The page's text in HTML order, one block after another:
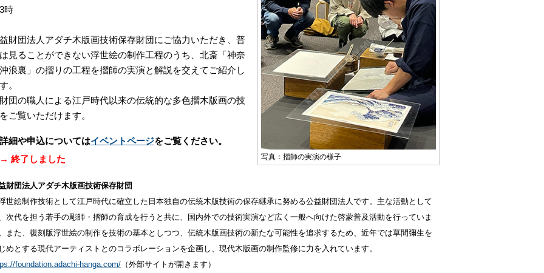
写真：摺師の実演の様子
時
財団法人アダチ木版画技術保存財団にご協力いただき、普
見ることができない浮世絵の制作工程のうち
北斎「神奈
浪裏」の摺りの工程を摺師の実演と解説を交えてご紹介し
。
団の職人による江戸時代以来の伝統的な多色摺木版画の技
ご覧いただけます。
詳細や申込についてはイベントページをご覧ください。
→ 終了しました
財団法人アダチ木版画技術保存財団
絵制作技術として江戸時代に確立した日本独自の伝統木版技術の保存継承に努める公益財団法人です。主な活動として
次代を担う若手の彫師・摺師の育成を行うと共に、国内外での技術実演など広く一般へ向けた啓蒙普及活動を行っていま
また、復刻版浮世絵の制作を技術の基本としつつ、伝統木版画技術の新たな可能性を追求するため、近年では草間彌生を
めとする現代アーティストとのコラボレーションを企画し、現代木版画の制作監修に力を入れています。
foundation.adachi-hanga.com/ （外部サイトが開きます）